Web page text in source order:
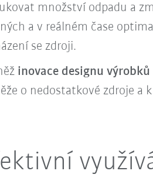
množství odpadu a
a v reálném čase
se zdroji.
inovace designu výrobků
o nedostatkové zdroje a